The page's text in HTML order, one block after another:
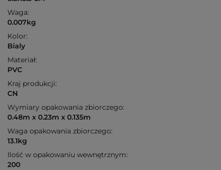
Waga:
0.007kg
Kolor:
Bialy
Materiał:
PVC
Kraj produkcji:
CN
Wymiary opakowania zbiorczego:
0.48m x 0.23m x 0.135m
Waga opakowania zbiorczego:
13.1kg
Ilość w opakowaniu wewnętrznym:
200